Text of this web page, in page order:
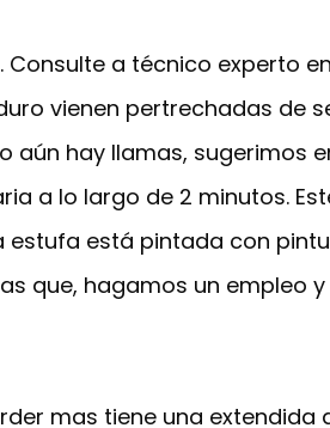
a técnico experto en
vienen pertrechadas de
hay llamas, sugerimos
a lo largo de 2 minutos.
estufa está pintada con
que, hagamos un empleo
mas tiene una extendida